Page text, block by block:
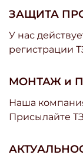
ЗАЩИТА
У нас
регистрации
МОНТАЖ и
Наша
Присылайте